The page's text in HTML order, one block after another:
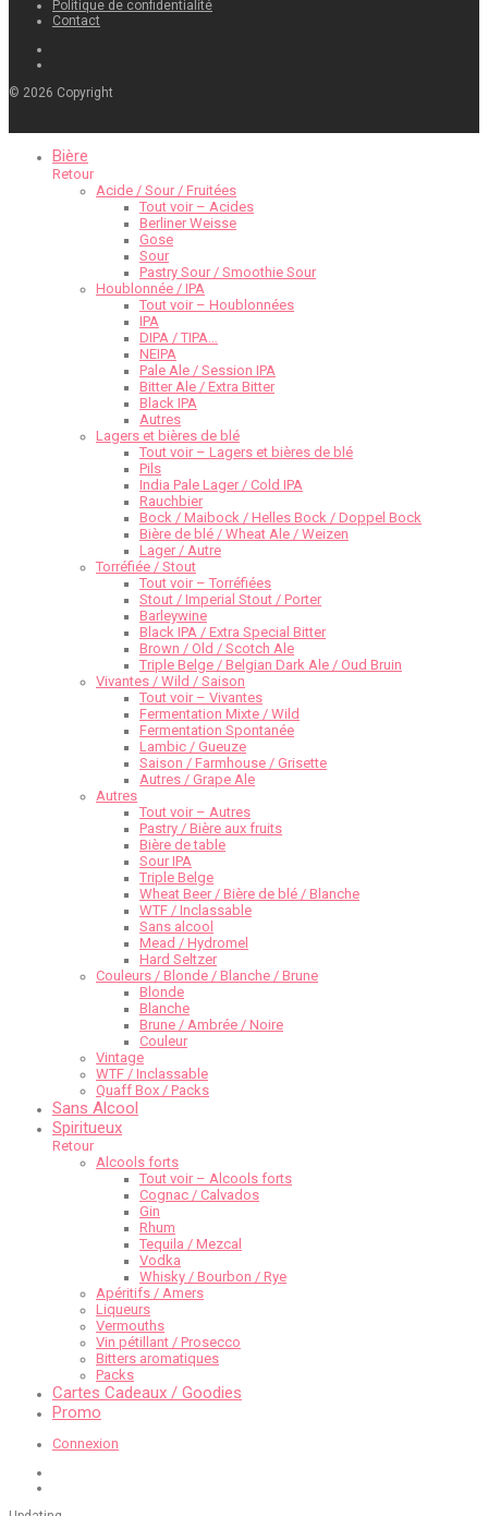
Politique de confidentialité
Contact
© 2026 Copyright
Bière
Retour
Acide / Sour / Fruitées
Tout voir – Acides
Berliner Weisse
Gose
Sour
Pastry Sour / Smoothie Sour
Houblonnée / IPA
Tout voir – Houblonnées
IPA
DIPA / TIPA…
NEIPA
Pale Ale / Session IPA
Bitter Ale / Extra Bitter
Black IPA
Autres
Lagers et bières de blé
Tout voir – Lagers et bières de blé
Pils
India Pale Lager / Cold IPA
Rauchbier
Bock / Maibock / Helles Bock / Doppel Bock
Bière de blé / Wheat Ale / Weizen
Lager / Autre
Torréfiée / Stout
Tout voir – Torréfiées
Stout / Imperial Stout / Porter
Barleywine
Black IPA / Extra Special Bitter
Brown / Old / Scotch Ale
Triple Belge / Belgian Dark Ale / Oud Bruin
Vivantes / Wild / Saison
Tout voir – Vivantes
Fermentation Mixte / Wild
Fermentation Spontanée
Lambic / Gueuze
Saison / Farmhouse / Grisette
Autres / Grape Ale
Autres
Tout voir – Autres
Pastry / Bière aux fruits
Bière de table
Sour IPA
Triple Belge
Wheat Beer / Bière de blé / Blanche
WTF / Inclassable
Sans alcool
Mead / Hydromel
Hard Seltzer
Couleurs / Blonde / Blanche / Brune
Blonde
Blanche
Brune / Ambrée / Noire
Couleur
Vintage
WTF / Inclassable
Quaff Box / Packs
Sans Alcool
Spiritueux
Retour
Alcools forts
Tout voir – Alcools forts
Cognac / Calvados
Gin
Rhum
Tequila / Mezcal
Vodka
Whisky / Bourbon / Rye
Apéritifs / Amers
Liqueurs
Vermouths
Vin pétillant / Prosecco
Bitters aromatiques
Packs
Cartes Cadeaux / Goodies
Promo
Connexion